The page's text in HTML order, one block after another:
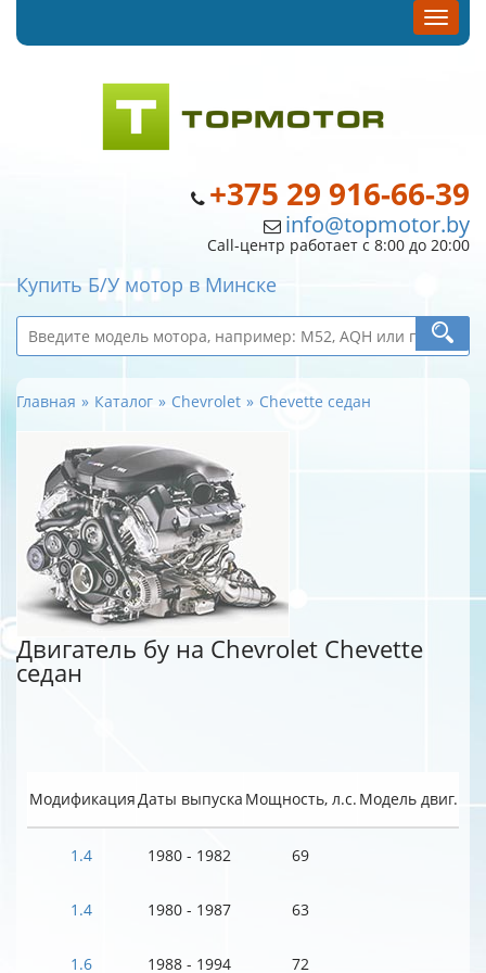
+375 29 916-66-39
info@topmotor.by
Call-центр работает с 8:00 до 20:00
Купить Б/У мотор в Минске
Главная Каталог Chevrolet Chevette седан
Двигатель бу на Chevrolet Chevette
седан
МодификацияДаты выпуска Мощность, л.с. Модель двиг.
1.4 1980 - 1982 69
1.4 1980 - 1987 63
1.6 1988 - 1994 72